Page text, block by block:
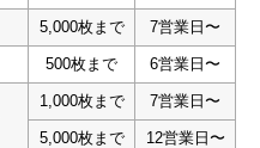
5,000枚まで 7営業日〜
500枚まで 6営業日〜
1,000枚まで 7営業日〜
5,000枚まで 12営業日〜